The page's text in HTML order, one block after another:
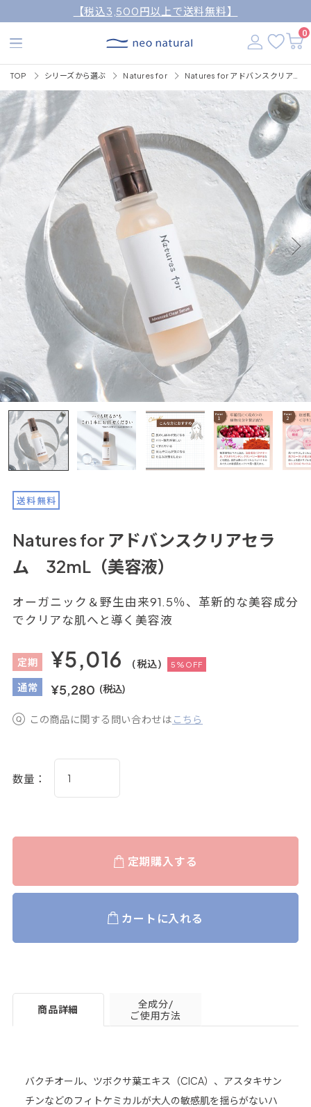
【税込3,500円以上で送料無料】
0
TOP シリーズから選ぶ Natures for
送料無料
Natures for アドバンスクリアセラ
ム 32mL（美容液）
オーガニック＆野生由来91.5％、革新的な美容成分
でクリアな肌へと導く美容液
定期 ¥5,016 (税込) 5%OFF
通常 ¥5,280 (税込)
この商品に関する問い合わせは こちら
数量：
定期購入する
カートに入れる
商品詳細
全成分/
ご使用方法
バクチオール、ツボクサ葉エキス（CICA）、アスタキサン
チンなどのフィトケミカルが大人の敏感肌を揺らがないハ